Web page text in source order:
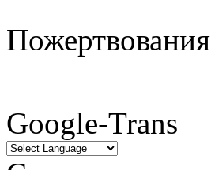
Пожертвования
Google-Trans